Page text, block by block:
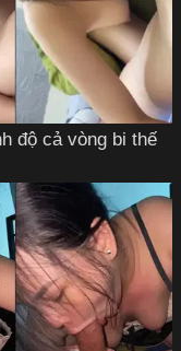
độ cả vòng bi thế